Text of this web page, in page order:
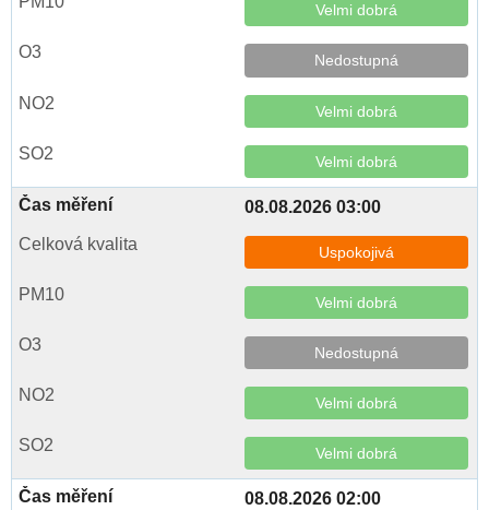
Velmi dobrá
Nedostupná
Velmi dobrá
Velmi dobrá
08.08.2026 03:00
Uspokojivá
Velmi dobrá
Nedostupná
Velmi dobrá
Velmi dobrá
08.08.2026 02:00